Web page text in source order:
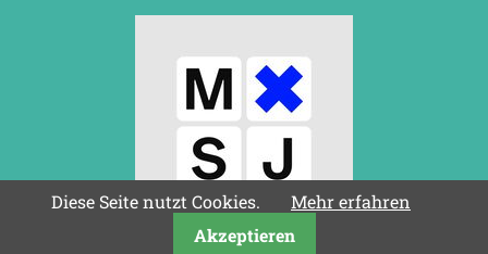
Diese Seite nutzt Cookies.
Mehr erfahren
Akzeptieren